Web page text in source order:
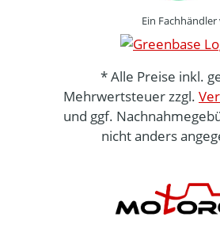
Ein Fachhändler
* Alle Preise inkl.
Mehrwertsteuer zzgl.
und ggf.
nicht anders